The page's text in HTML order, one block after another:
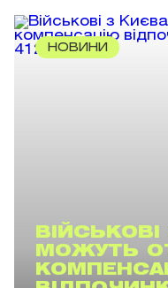
НОВИНИ
МОЖУТЬ